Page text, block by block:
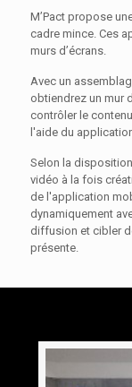
M’Pact propose
cadre mince. Ces
murs d’écrans.
Avec un
obtiendrez un mur
contrôler le
l'aide du
Selon la
vidéo à la fois
de l'application
dynamiquement
diffusion et cibler
présente.